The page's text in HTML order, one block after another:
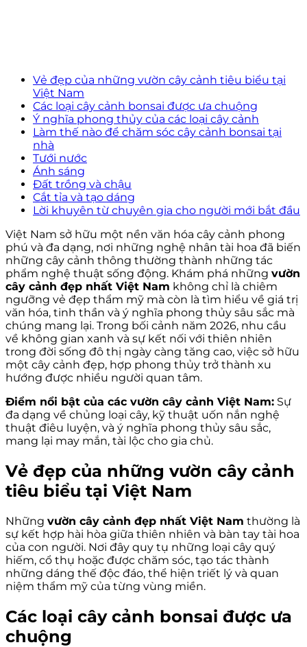
Vẻ đẹp của những vườn cây cảnh tiêu biểu tại
Việt Nam
Các loại cây cảnh bonsai được ưa chuộng
Ý nghĩa phong thủy của các loại cây cảnh
Làm thế nào để chăm sóc cây cảnh bonsai tại
nhà
Tưới nước
Ánh sáng
Đất trồng và chậu
Cắt tỉa và tạo dáng
Lời khuyên từ chuyên gia cho người mới bắt đầu
Việt Nam sở hữu một nền văn hóa cây cảnh phong
phú và đa dạng, nơi những nghệ nhân tài hoa đã biến
những cây cảnh thông thường thành những tác
phẩm nghệ thuật sống động. Khám phá những vườn
cây cảnh đẹp nhất Việt Nam không chỉ là chiêm
ngưỡng vẻ đẹp thẩm mỹ mà còn là tìm hiểu về giá trị
văn hóa, tinh thần và ý nghĩa phong thủy sâu sắc mà
chúng mang lại. Trong bối cảnh năm 2026, nhu cầu
về không gian xanh và sự kết nối với thiên nhiên
trong đời sống đô thị ngày càng tăng cao, việc sở hữu
một cây cảnh đẹp, hợp phong thủy trở thành xu
hướng được nhiều người quan tâm.
Điểm nổi bật của các vườn cây cảnh Việt Nam: Sự
đa dạng về chủng loại cây, kỹ thuật uốn nắn nghệ
thuật điêu luyện, và ý nghĩa phong thủy sâu sắc,
mang lại may mắn, tài lộc cho gia chủ.
Vẻ đẹp của những vườn cây cảnh
tiêu biểu tại Việt Nam
Những vườn cây cảnh đẹp nhất Việt Nam thường là
sự kết hợp hài hòa giữa thiên nhiên và bàn tay tài hoa
của con người. Nơi đây quy tụ những loại cây quý
hiếm, cổ thụ hoặc được chăm sóc, tạo tác thành
những dáng thế độc đáo, thể hiện triết lý và quan
niệm thẩm mỹ của từng vùng miền.
Các loại cây cảnh bonsai được ưa
chuộng